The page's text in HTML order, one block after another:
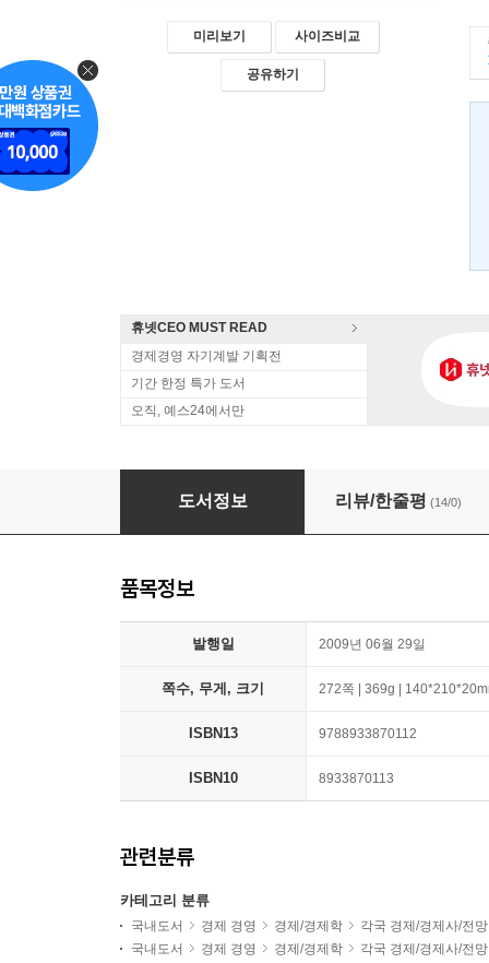
미리보기 사이즈비교
공유하기
휴넷CEO MUST READ
경제경영 자기계발 기획전
기간 한정 특가 도서
오직, 예스24에서만
버블 세계화
도서정보 리뷰/한줄평 (14/0)
품목정보
발행일 2009년 06월 29일
쪽수, 무게, 크기 272쪽 | 369g |
ISBN13 9788933870112
ISBN10 8933870113
관련분류
카테고리 분류
국내도서 경제 경영 경제/경제학
각국 경제/경제사/전망
국내도서
경제 경영 경제/경제학
각국 경제/경제사/전망